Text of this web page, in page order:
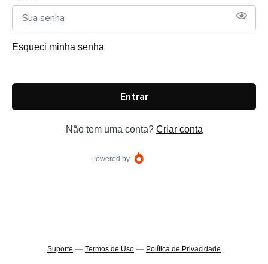
Esqueci minha senha
Entrar
Não tem uma conta? Criar conta
Powered by
Suporte — Termos de Uso — Política de Privacidade